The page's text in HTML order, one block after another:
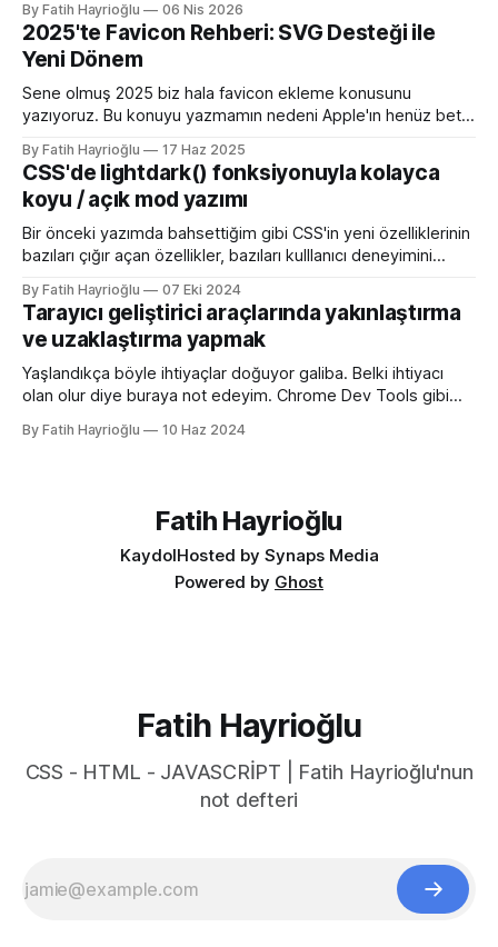
olduğunda mock server kurmak veya çeşitli kütüphanelerle
bu işi yapıyordum. Mock işini tarayıcı üzerinden yapmaya
başlayalı çok rahatladım. Süper kolaylık sağlayan bir özellik.
Genel kullanım alanları * BE
By Fatih Hayrioğlu 06 Nis 2026
2025'te Favicon Rehberi: SVG Desteği ile
Yeni Dönem
Sene olmuş 2025 biz hala favicon ekleme konusunu
yazıyoruz. Bu konuyu yazmamın nedeni Apple'ın henüz beta
oluşu. Bu vesileyle bilgileri tazelemekte fayda var. favicon,
web sitelerinin tarayıcının sayfa, sekme ve yerimi kısmında
gösterilen küçük simgelerdir. Aslında favori ikon dosyaları
By Fatih Hayrioğlu 17 Haz 2025
CSS'de lightdark() fonksiyonuyla kolayca
koyu / açık mod yazımı
Bir önceki yazımda bahsettiğim gibi CSS'in yeni özelliklerinin
bazıları çığır açan özellikler, bazıları kulllanıcı deneyimini
fonksiyonu gibi yazım kolaylığı sağlayan özellikler. lightdark()
fonksiyonu mevcut uyumlu web yazımındaki büyük sorun
olan aşağıdaki kullanımı daha anlaşılır ve düzenli hale
getirmeye yarıyor. :root { color-scheme:
By Fatih Hayrioğlu 07 Eki 2024
Tarayıcı geliştirici araçlarında yakınlaştırma
ve uzaklaştırma yapmak
Yaşlandıkça böyle ihtiyaçlar doğuyor galiba. Belki ihtiyacı
olan olur diye buraya not edeyim. Chrome Dev Tools gibi
küçük mesela :) Yazı boyutlarını büyütmek için Cmd + + and
By Fatih Hayrioğlu 10 Haz 2024
Fatih Hayrioğlu
KaydolHosted by Synaps Media
Powered by Ghost
Fatih Hayrioğlu
CSS - HTML - JAVASCRİPT | Fatih Hayrioğlu'nun
not defteri